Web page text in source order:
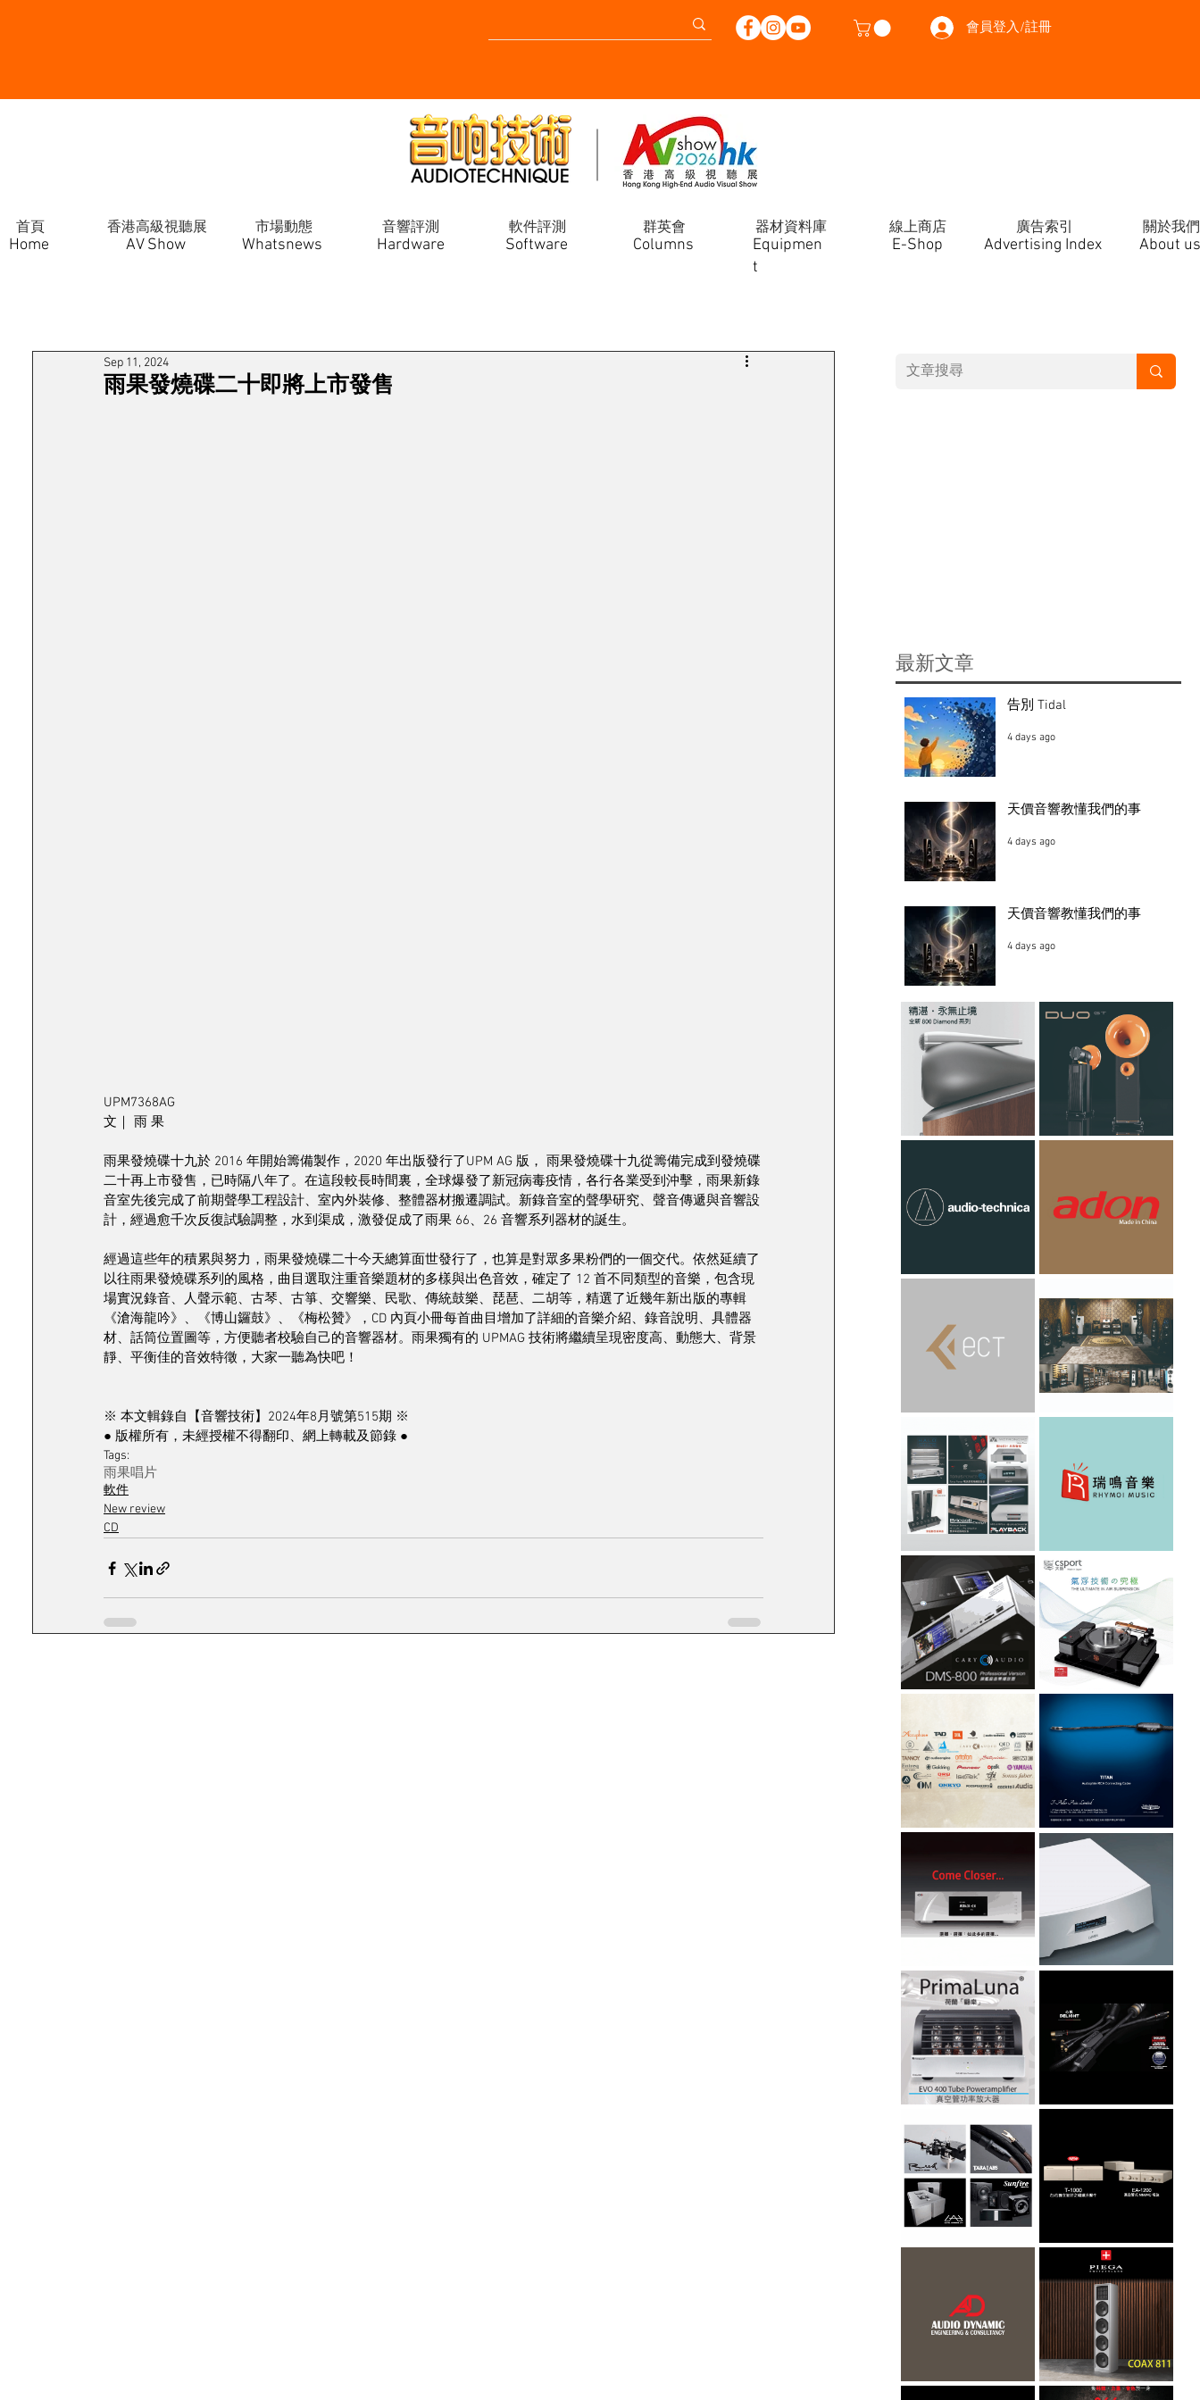
會員登入/註冊
Home
首頁 香港高級視聽展 市場動態 音響評測 軟件評測 群英會 器材資料庫 線上商店 廣告索引 關於我們
AV Show Whatsnews Hardware Software
Equipmen
t
E-Shop
Columns About us
Advertising Index
雨果發燒碟二十即將上市發售
Sep 11, 2024
UPM7368AG
文｜ 雨 果
雨果發燒碟十九於 2016 年開始籌備製作，2020 年出版發行了UPM AG 版， 雨果發燒碟十九從籌備完成到發燒碟
二十再上市發售，已時隔八年了。在這段較長時間裏，全球爆發了新冠病毒疫情，各行各業受到沖擊，雨果新錄
音室先後完成了前期聲學工程設計、室內外裝修、整體器材搬遷調試。新錄音室的聲學研究、聲音傳遞與音響設
計，經過愈千次反復試驗調整，水到渠成，激發促成了雨果 66、26 音響系列器材的誕生。
經過這些年的積累與努力，雨果發燒碟二十今天總算面世發行了，也算是對眾多果粉們的一個交代。依然延續了
以往雨果發燒碟系列的風格，曲目選取注重音樂題材的多樣與出色音效，確定了 12 首不同類型的音樂，包含現
場實況錄音、人聲示範、古琴、古箏、交響樂、民歌、傳統鼓樂、琵琶、二胡等，精選了近幾年新出版的專輯
《滄海龍吟》、《博山鑼鼓》、《梅松贊》，CD 內頁小冊每首曲目增加了詳細的音樂介紹、錄音說明、具體器
材、話筒位置圖等，方便聽者校驗自己的音響器材。雨果獨有的 UPMAG 技術將繼續呈現密度高、動態大、背景
靜、平衡佳的音效特徵，大家一聽為快吧！
※ 本文輯錄自【音響技術】2024年8月號第515期 ※
● 版權所有，未經授權不得翻印、網上轉載及節錄 ●
Tags:
雨果唱片
軟件
New review
CD
​最新文章
告別 Tidal
4 days ago
天價音響教懂我們的事
4 days ago
天價音響教懂我們的事
4 days ago